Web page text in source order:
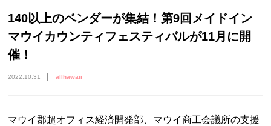
140以上のベンダーが集結！第9回メイドイン
マウイカウンティフェスティバルが11月に開
催！
2022.10.31 allhawaii
マウイ郡超オフィス経済開発部、マウイ商工会議所の支援